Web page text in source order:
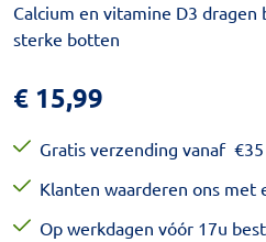
Calcium en vitamine D3
sterke botten
€ 15,99
Gratis verzending vanaf €35
Klanten waarderen ons met
Op werkdagen vóór 17u